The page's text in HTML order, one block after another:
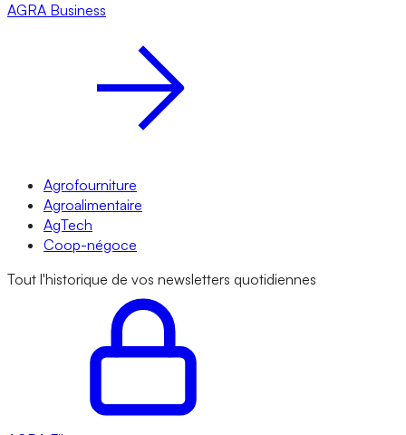
AGRA Business
Agrofourniture
Agroalimentaire
AgTech
Coop-négoce
Tout l'historique de vos newsletters quotidiennes